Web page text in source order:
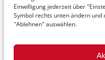
Einwilligung jederzeit über
Symbol rechts unten ändern und
"Ablehnen" auswählen.
© 2026 avenum